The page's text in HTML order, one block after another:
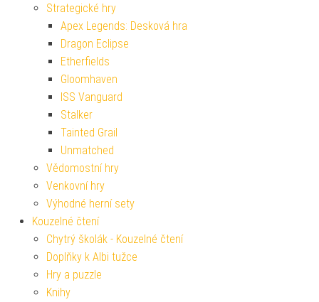
Strategické hry
Apex Legends: Desková hra
Dragon Eclipse
Etherfields
Gloomhaven
ISS Vanguard
Stalker
Tainted Grail
Unmatched
Vědomostní hry
Venkovní hry
Výhodné herní sety
Kouzelné čtení
Chytrý školák - Kouzelné čtení
Doplňky k Albi tužce
Hry a puzzle
Knihy